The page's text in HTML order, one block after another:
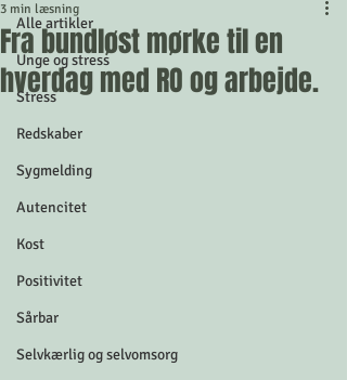
Alle artikler
Unge og stress
Stress
Redskaber
Sygmelding
Autencitet
Kost
Positivitet
Sårbar
Selvkærlig og selvomsorg
Fra bundløst mørke til en
hverdag med RO og arbejde.
3 min læsning